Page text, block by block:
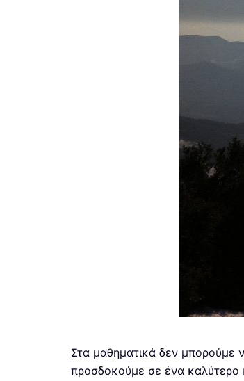
Στα μαθηματικά δεν μπορούμε
προσδοκούμε σε ένα